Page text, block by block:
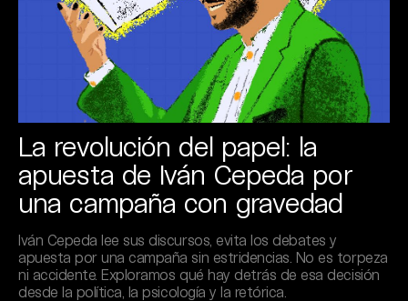
La revolución del papel: la
apuesta de Iván Cepeda por
una campaña con gravedad
Iván Cepeda lee sus discursos, evita los debates y
apuesta por una campaña sin estridencias. No es torpeza
ni accidente. Exploramos qué hay detrás de esa decisión
desde la política, la psicología y la retórica.